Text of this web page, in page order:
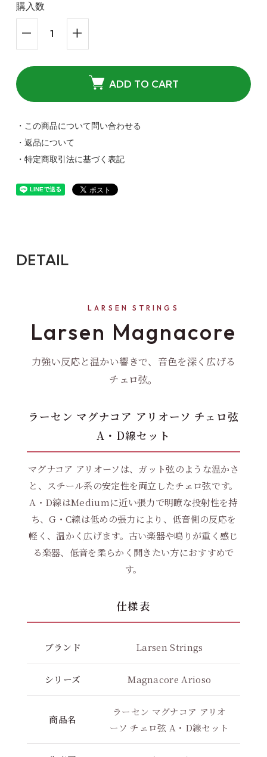
購入数
ADD TO CART
・この商品について問い合わせる
・返品について
・特定商取引法に基づく表記
DETAIL
LARSEN STRINGS
Larsen Magnacore
力強い反応と温かい響きで、音色を深く広げる
チェロ弦。
ラーセン マグナコア アリオーソ チェロ弦
A・D線セット
マグナコア アリオーソは、ガット弦のような温かさ
と、スチール系の安定性を両立したチェロ弦です。
A・D線はMediumに近い張力で明瞭な投射性を持
ち、G・C線は低めの張力により、低音側の反応を
軽く、温かく広げます。古い楽器や鳴りが重く感じ
る楽器、低音を柔らかく開きたい方におすすめで
す。
仕様表
ブランド Larsen Strings
シリーズ Magnacore Arioso
商品名
ラーセン マグナコア アリオ
ーソ チェロ弦 A・D線セット